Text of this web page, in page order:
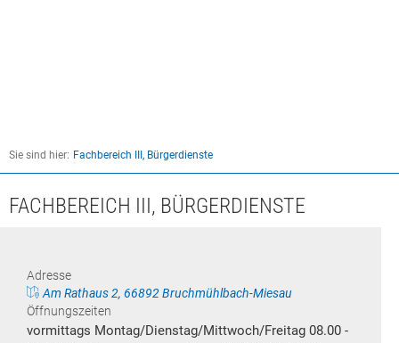
Bürgermeister und Ortsbürgermeister/in
Behördenwegweiser
Bürgerbüro
Kultur
Sport- und Freizeiteinrichtungen
Tourismus
Veranstaltungen
Schulen
Medienzentren
Senioren
sonstige soziale Hilfen
Müll
Sie sind hier: Fachbereich III, Bürgerdienste
FACHBEREICH III, BÜRGERDIENSTE
Adresse
Am Rathaus 2, 66892 Bruchmühlbach-Miesau
Öffnungszeiten
vormittags Montag/Dienstag/Mittwoch/Freitag 08.00 -